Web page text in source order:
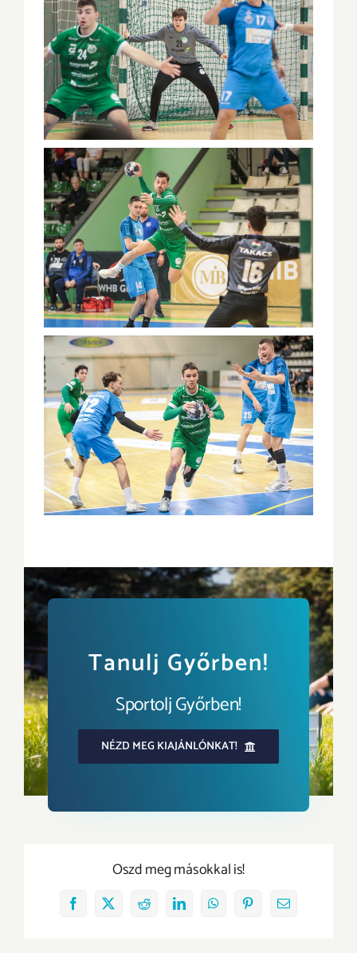
Tanulj Győrben!
Sportolj Győrben!
NÉZD MEG KIAJÁNLÓNKAT!
Oszd meg másokkal is!
Facebook
X RedditLinkedInWhatsAppPinterestEmail: